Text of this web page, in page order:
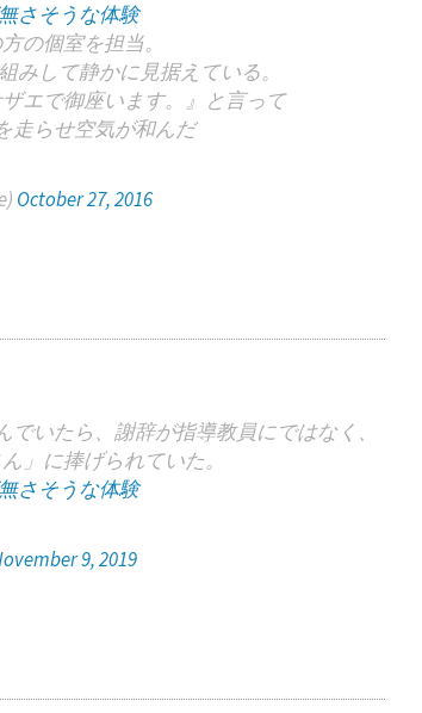
さそうな体験
の個室を担当。
みして静かに見据えている。
エで御座います。』と言って
走らせ空気が和んだ
October 27, 2016
いたら、謝辞が指導教員にではなく、
」に捧げられていた。
さそうな体験
9, 2019